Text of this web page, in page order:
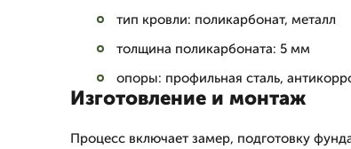
тип кровли: поликарбонат, металл
толщина поликарбоната: 5 мм
опоры: профильная сталь,
Изготовление и монтаж
Процесс включает замер, подготовку